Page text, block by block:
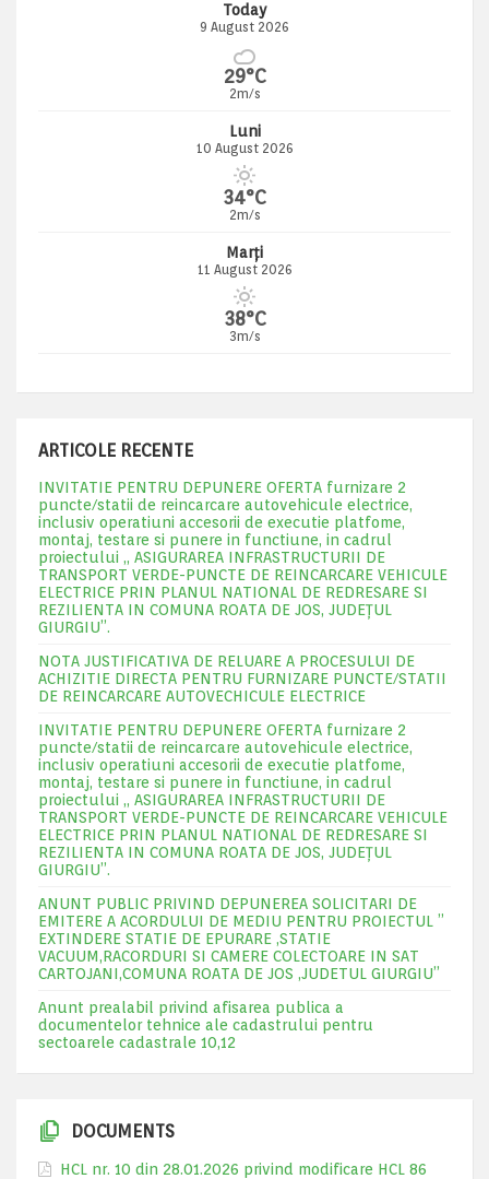
Today
9 August 2026
29°C
2m/s
Luni
10 August 2026
34°C
2m/s
Marți
11 August 2026
38°C
3m/s
ARTICOLE RECENTE
INVITATIE PENTRU DEPUNERE OFERTA furnizare 2
puncte/statii de reincarcare autovehicule electrice,
inclusiv operatiuni accesorii de executie platfome,
montaj, testare si punere in functiune, in cadrul
proiectului „ ASIGURAREA INFRASTRUCTURII DE
TRANSPORT VERDE-PUNCTE DE REINCARCARE VEHICULE
ELECTRICE PRIN PLANUL NATIONAL DE REDRESARE SI
REZILIENTA IN COMUNA ROATA DE JOS, JUDEŢUL
GIURGIU”.
NOTA JUSTIFICATIVA DE RELUARE A PROCESULUI DE
ACHIZITIE DIRECTA PENTRU FURNIZARE PUNCTE/STATII
DE REINCARCARE AUTOVECHICULE ELECTRICE
INVITATIE PENTRU DEPUNERE OFERTA furnizare 2
puncte/statii de reincarcare autovehicule electrice,
inclusiv operatiuni accesorii de executie platfome,
montaj, testare si punere in functiune, in cadrul
proiectului „ ASIGURAREA INFRASTRUCTURII DE
TRANSPORT VERDE-PUNCTE DE REINCARCARE VEHICULE
ELECTRICE PRIN PLANUL NATIONAL DE REDRESARE SI
REZILIENTA IN COMUNA ROATA DE JOS, JUDEŢUL
GIURGIU”.
ANUNT PUBLIC PRIVIND DEPUNEREA SOLICITARI DE
EMITERE A ACORDULUI DE MEDIU PENTRU PROIECTUL ”
EXTINDERE STATIE DE EPURARE ,STATIE
VACUUM,RACORDURI SI CAMERE COLECTOARE IN SAT
CARTOJANI,COMUNA ROATA DE JOS ,JUDETUL GIURGIU”
Anunt prealabil privind afisarea publica a
documentelor tehnice ale cadastrului pentru
sectoarele cadastrale 10,12
DOCUMENTS
HCL nr. 10 din 28.01.2026 privind modificare HCL 86